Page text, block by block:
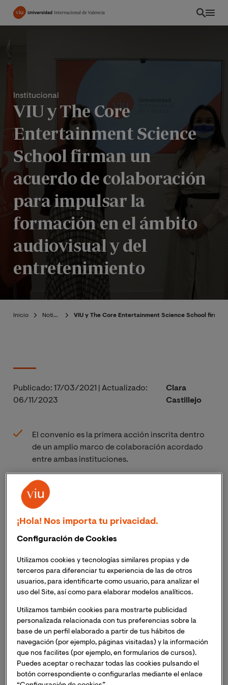
Pasar
Institucional
VIU y The Core
Entertainment Science
School firman un
acuerdo de colaboración
para impulsar la
formación en el ámbito
audiovisual y del
entretenimiento
Inicio Noticias VIU y The Core Entertainment Science School
Publicado: 17/03/2021
Actualizado:
06/11/2023
Clara
Castillejo
El convenio es la primera acción inscrita dentro
de un amplio marco de colaboración acordado
entre ambas instituciones.
VIU avala los programas de The Core permitiendo
que sus estudiantes puedan recibir una doble
titulación de ambas entidades de formación.
La Universidad Internacional de Valencia – VIU y
Core Entertainment Science School, ambas
instituciones de Planeta Formación y Universidades,
han anunciado unacuerdo de colaboraciónque
VIU avalará los títulos de The Core , permitiendo que
sus estudiantes reciban unadoble titulación expedida
por ambas instituciones educativas. The Core, escuela
de formación especializada en la industria del
contenido y el entretenimiento, ofrece un enfoque
formativo único del sector audiovisual y el
¡Hola! Nos importa tu privacidad.
Configuración de Cookies
Utilizamos cookies y tecnologías similares propias y de
terceros para diferenciar tu experiencia de las de otros
usuarios, para identificarte como usuario, para analizar el
uso del Site, así como para elaborar modelos analíticos.
Utilizamos también cookies para mostrarte publicidad
personalizada relacionada con tus preferencias sobre la
base de un perfil elaborado a partir de tus hábitos de
navegación (por ejemplo, páginas visitadas) y la información
que nos facilites (por ejemplo, en formularios de cursos).
Puedes aceptar o rechazar todas las cookies pulsando el
botón correspondiente o configurarlas mediante el enlace